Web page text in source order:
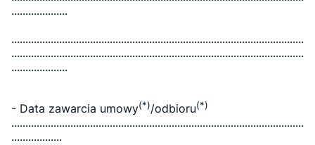
....................
........................................................................................................
........................................................................................................
....................
- Data zawarcia umowy(*)/odbioru(*)
........................................................................................................
..................